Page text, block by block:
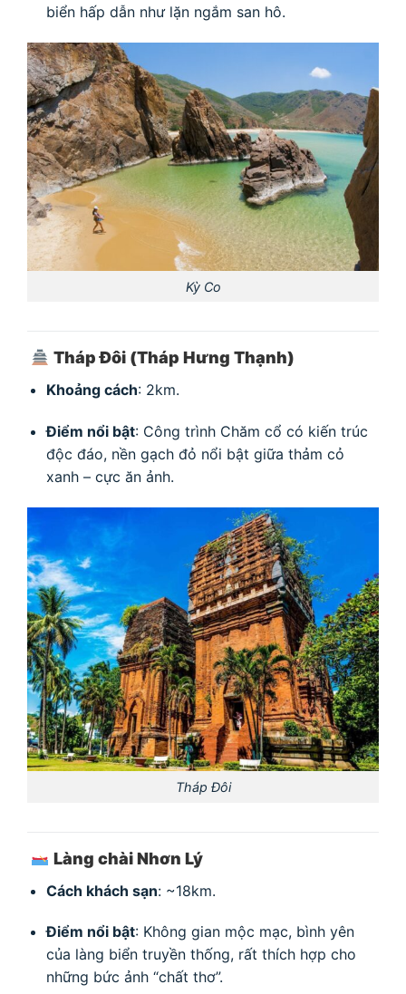
biển hấp dẫn như lặn ngắm san hô.
Kỳ Co
Tháp Đôi (Tháp Hưng Thạnh)
Khoảng cách: 2km.
Điểm nổi bật: Công trình Chăm cổ có kiến trúc
độc đáo, nền gạch đỏ nổi bật giữa thảm cỏ
xanh – cực ăn ảnh.
Tháp Đôi
Làng chài Nhơn Lý
Cách khách sạn: ~18km.
Điểm nổi bật: Không gian mộc mạc, bình yên
của làng biển truyền thống, rất thích hợp cho
những bức ảnh “chất thơ”.